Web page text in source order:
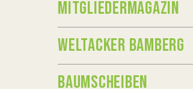
MITGLIEDERMAGAZIN
WELTACKER BAMBERG
BAUMSCHEIBEN